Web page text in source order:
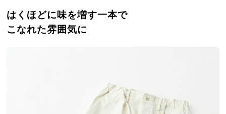
はくほどに味を増す一本で
こなれた雰囲気に